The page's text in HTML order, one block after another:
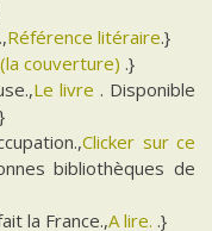
Référence litéraire.}
(la couverture) .}
Le livre . Disponible
Clicker sur ce
bibliothèques de
la France.,A lire. .}